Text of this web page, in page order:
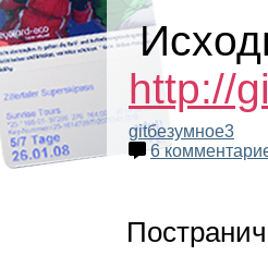
http://
gitбезумное3
6